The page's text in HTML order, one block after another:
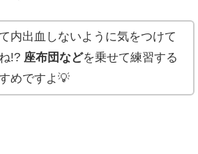
内出血しないように気をつけて
!? 座布団などを乗せて練習する
めですよ💡